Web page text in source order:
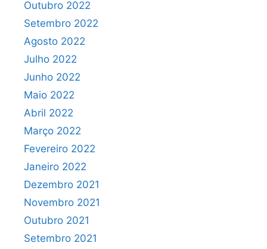
Outubro 2022
Setembro 2022
Agosto 2022
Julho 2022
Junho 2022
Maio 2022
Abril 2022
Março 2022
Fevereiro 2022
Janeiro 2022
Dezembro 2021
Novembro 2021
Outubro 2021
Setembro 2021